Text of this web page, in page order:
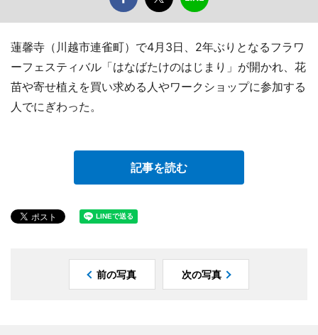
蓮馨寺（川越市連雀町）で4月3日、2年ぶりとなるフラワ
ーフェスティバル「はなばたけのはじまり」が開かれ、花
苗や寄せ植えを買い求める人やワークショップに参加する
人でにぎわった。
記事を読む
前の写真 次の写真